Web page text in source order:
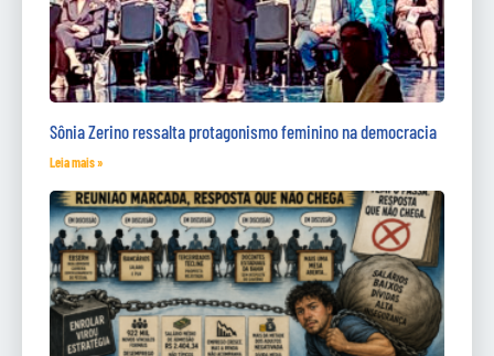
Sônia Zerino ressalta protagonismo feminino na democracia
Leia mais »